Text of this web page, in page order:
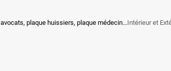
plaque huissiers, plaque médecin...Intérieur et